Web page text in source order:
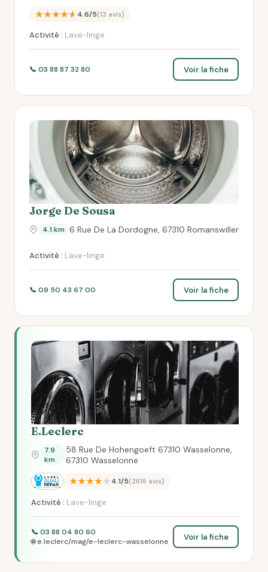
★★★★★4.6/5(13 avis)
Activité : Lave-linge
📞 03 88 87 32 80 Voir la fiche
Jorge De Sousa
4.1 km 6 Rue De La Dordogne, 67310 Romanswiller
Activité : Lave-linge
📞 09 50 43 67 00 Voir la fiche
E.Leclerc
7.9
km
58 Rue De Hohengoeft 67310 Wasselonne,
67310 Wasselonne
★★★★★4.1/5(2616 avis)
Activité : Lave-linge
📞 03 88 04 80 60
🌐 e.leclerc/mag/e-leclerc-wasselonne
Voir la fiche